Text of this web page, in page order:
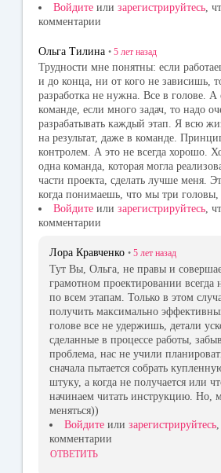
Войдите или зарегистрируйтесь ,
комментарии
Ольга Тилина • 5 лет назад
Трудности мне понятны: если
и до конца, ни от кого не зависишь,
разработка не нужна. Все в голове. А
команде, если много задач, то надо
разрабатывать каждый этап. Я всю
на результат, даже в команде.
контролем. А это не всегда хорошо.
одна команда, которая могла
части проекта, сделать лучше меня.
когда понимаешь, что мы три головы,
Войдите или зарегистрируйтесь,
комментарии
Лора Кравченко • 5 лет назад
Тут Вы, Ольга, не правы и
грамотном проектировании всегда
по всем этапам. Только в этом
получить максимально
голове все не удержишь, детали
сделанные в процессе работы,
проблема, нас не учили
сначала пытается собрать
штуку, а когда не получается или
начинаем читать инструкцию. Но,
меняться))
Войдите или зарегистрируйтесь
комментарии
ОТВЕТИТЬ